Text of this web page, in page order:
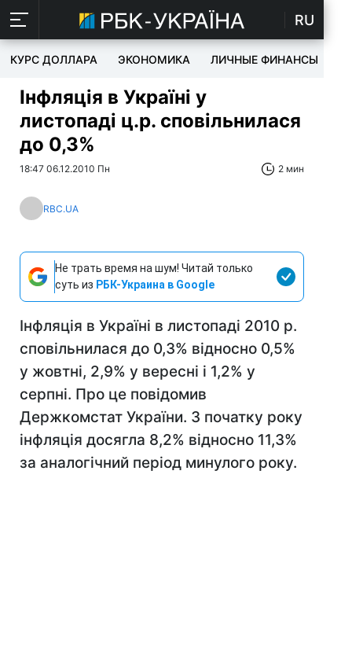
RU
КУРС ДОЛЛАРА ЭКОНОМИКА ЛИЧНЫЕ ФИНАНСЫ
Інфляція в Україні у
листопаді ц.р. сповільнилася
до 0,3%
18:47 06.12.2010 Пн 2 мин
RBC.UA
Не трать время на шум! Читай только
суть из РБК-Украина в Google
Інфляція в Україні в листопаді 2010 р.
сповільнилася до 0,3% відносно 0,5%
у жовтні, 2,9% у вересні і 1,2% у
серпні. Про це повідомив
Держкомстат України. З початку року
інфляція досягла 8,2% відносно 11,3%
за аналогічний період минулого року.